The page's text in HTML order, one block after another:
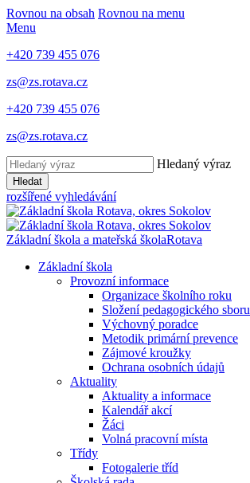
Rovnou na obsah Rovnou na menu
Menu
+420 739 455 076
zs@zs.rotava.cz
+420 739 455 076
zs@zs.rotava.cz
Hledaný výraz
Hledat
rozšířené vyhledávání
Základní škola a mateřská školaRotava
Základní škola
Provozní informace
Organizace školního roku
Složení pedagogického sboru
Výchovný poradce
Metodik primární prevence
Zájmové kroužky
Ochrana osobních údajů
Aktuality
Aktuality a informace
Kalendář akcí
Žáci
Volná pracovní místa
Třídy
Fotogalerie tříd